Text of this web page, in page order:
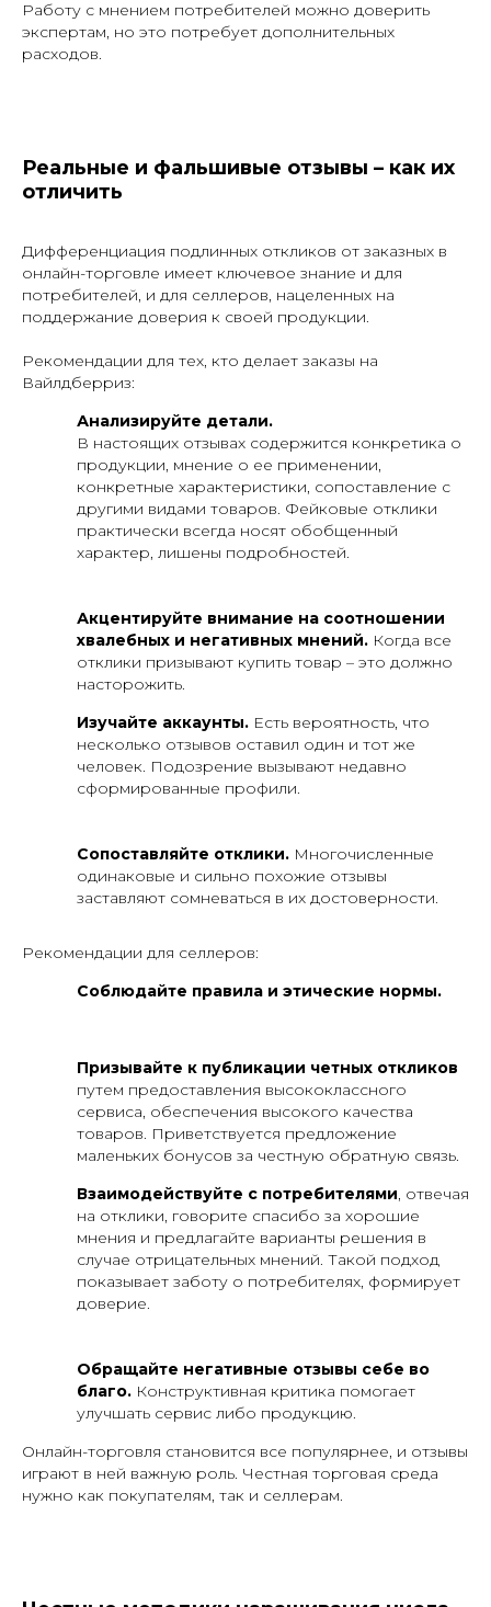
Работу с мнением потребителей можно доверить
экспертам, но это потребует дополнительных
расходов.
Реальные и фальшивые отзывы – как их
отличить
Дифференциация подлинных откликов от заказных в
онлайн-торговле имеет ключевое знание и для
потребителей, и для селлеров, нацеленных на
поддержание доверия к своей продукции.
Рекомендации для тех, кто делает заказы на
Вайлдберриз:
Анализируйте детали.
В настоящих отзывах содержится конкретика о
продукции, мнение о ее применении,
конкретные характеристики, сопоставление с
другими видами товаров. Фейковые отклики
практически всегда носят обобщенный
характер, лишены подробностей.
Акцентируйте внимание на соотношении
хвалебных и негативных мнений. Когда все
отклики призывают купить товар – это должно
насторожить.
Изучайте аккаунты. Есть вероятность, что
несколько отзывов оставил один и тот же
человек. Подозрение вызывают недавно
сформированные профили.
Сопоставляйте отклики. Многочисленные
одинаковые и сильно похожие отзывы
заставляют сомневаться в их достоверности.
Рекомендации для селлеров:
Соблюдайте правила и этические нормы.
Призывайте к публикации четных откликов
путем предоставления высококлассного
сервиса, обеспечения высокого качества
товаров. Приветствуется предложение
маленьких бонусов за честную обратную связь.
Взаимодействуйте с потребителями, отвечая
на отклики, говорите спасибо за хорошие
мнения и предлагайте варианты решения в
случае отрицательных мнений. Такой подход
показывает заботу о потребителях, формирует
доверие.
Обращайте негативные отзывы себе во
благо. Конструктивная критика помогает
улучшать сервис либо продукцию.
Онлайн-торговля становится все популярнее, и отзывы
играют в ней важную роль. Честная торговая среда
нужно как покупателям, так и селлерам.
ОСТАЛИСЬ ВОПРОСЫ?
ЗАКАЗАТЬ ОБРАТНЫЙ ЗВОНОК
Вы всегда можете перезвонить
нам по телефону
+7 (961) 526-25-32
Политика конфиденциальности
+7 (961) 526-25-32
Заказать звонок
Дизайн от
© 2026 ООО "ВБ
КАРГО"
ПЕРВАЯ ДОСТАВКА БЕСПЛАТНО
Подробные условия акции по телефону.
Акция ограничена.
+7 (961) 526-25-32 Бесплатная доставка